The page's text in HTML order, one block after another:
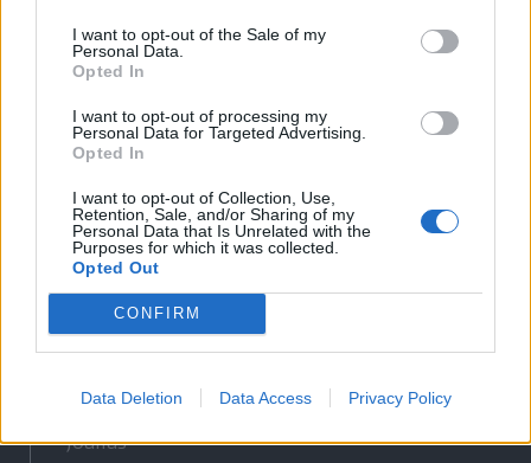
I want to opt-out of the Sale of my
Personal Data.
Opted In
I want to opt-out of processing my
Personal Data for Targeted Advertising.
Opted In
I want to opt-out of Collection, Use,
Retention, Sale, and/or Sharing of my
Personal Data that Is Unrelated with the
Purposes for which it was collected.
Opted Out
CONFIRM
Data Deletion Data Access Privacy Policy
Sütibeállítások
Médiatér
Liget
Krónika
Bihari Napló
Erdélyi Napló
Főtér
Rádió GaGa
Jóállás